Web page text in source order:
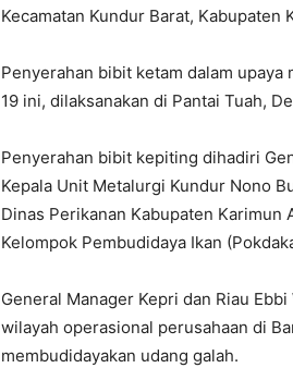
Kecamatan Kundur Barat, Kabupaten
Penyerahan bibit ketam dalam
19 ini, dilaksanakan di Pantai Tuah,
Penyerahan bibit kepiting dihadiri
Kepala Unit Metalurgi Kundur Nono
Dinas Perikanan Kabupaten Karimun
Kelompok Pembudidaya Ikan
General Manager Kepri dan Riau
wilayah operasional perusahaan di
membudidayakan udang galah.